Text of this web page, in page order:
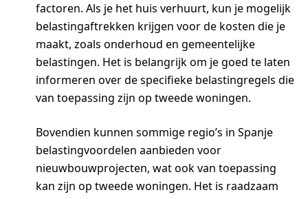
factoren. Als je het huis verhuurt, kun je mogelijk
belastingaftrekken krijgen voor de kosten die je
maakt, zoals onderhoud en gemeentelijke
belastingen. Het is belangrijk om je goed te laten
informeren over de specifieke belastingregels die
van toepassing zijn op tweede woningen.
Bovendien kunnen sommige regio’s in Spanje
belastingvoordelen aanbieden voor
nieuwbouwprojecten, wat ook van toepassing
kan zijn op tweede woningen. Het is raadzaam